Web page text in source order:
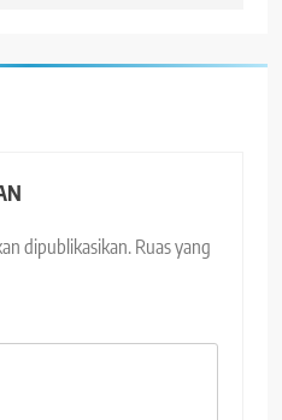
dipublikasikan. Ruas yang